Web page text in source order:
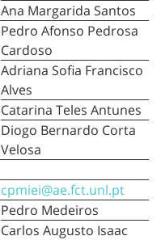
Ana Margarida Santos
Pedro Afonso Pedrosa
Cardoso
Adriana Sofia Francisco
Alves
Catarina Teles Antunes
Diogo Bernardo Corta
Velosa
cpmiei@ae.fct.unl.pt
Pedro Medeiros
Carlos Augusto Isaac